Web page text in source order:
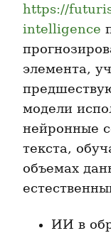
https://
intelligence
элемента,
модели
нейронные
текста,
объемах
ИИ в